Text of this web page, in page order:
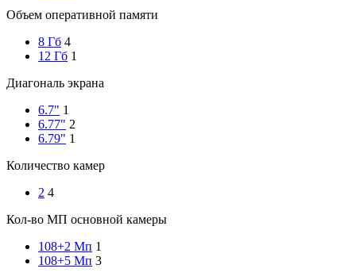
Объем оперативной памяти
8 Гб 4
12 Гб 1
Диагональ экрана
6.7" 1
6.77" 2
6.79" 1
Количество камер
2 4
Кол-во МП основной камеры
108+2 Мп 1
108+5 Мп 3